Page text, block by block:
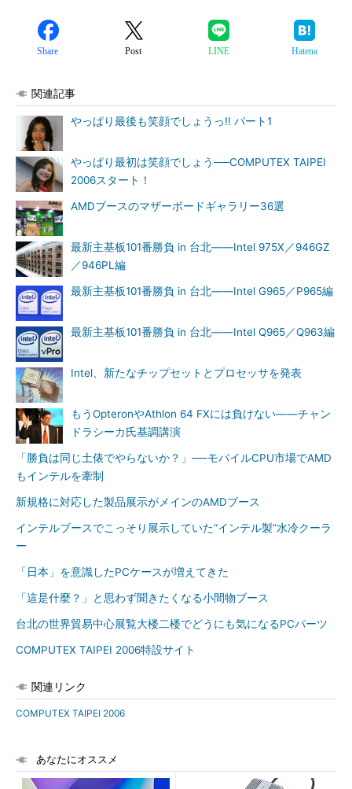
Share Post LINE Hatena
関連記事
やっぱり最後も笑顔でしょうっ!! パート1
やっぱり最初は笑顔でしょう──COMPUTEX TAIPEI
2006スタート！
AMDブースのマザーボードギャラリー36選
最新主基板101番勝負 in 台北――Intel 975X／946GZ
／946PL編
最新主基板101番勝負 in 台北――Intel G965／P965編
最新主基板101番勝負 in 台北――Intel Q965／Q963編
Intel、新たなチップセットとプロセッサを発表
もうOpteronやAthlon 64 FXには負けない――チャン
ドラシーカ氏基調講演
「勝負は同じ土俵でやらないか？」──モバイルCPU市場でAMD
もインテルを牽制
新規格に対応した製品展示がメインのAMDブース
インテルブースでこっそり展示していた“インテル製”水冷クーラ
ー
「日本」を意識したPCケースが増えてきた
「這是什麼？」と思わず聞きたくなる小間物ブース
台北の世界貿易中心展覧大楼二楼でどうにも気になるPCパーツ
COMPUTEX TAIPEI 2006特設サイト
関連リンク
COMPUTEX TAIPEI 2006
あなたにオススメ